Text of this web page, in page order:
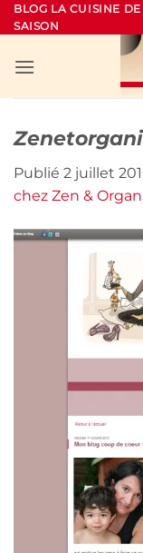
Passer
au
BLOG LA CUISINE
SAISON
Publié 2 juillet
chez Zen &